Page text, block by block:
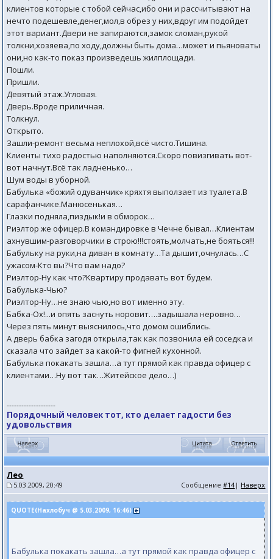
клиентов которые с тобой сейчас,ибо они и рассчитывают на
нечто подешевле,денег,мол,в обрез у них,вдруг им подойдет
этот вариант.Двери не запираются,замок сломан,рукой
толкни,хозяева,по ходу,должны быть дома…может и пьяноваты
они,но как-то показ произведешь жилплощади.
Пошли.
Пришли.
Девятый этаж.Угловая.
Дверь.Вроде приличная.
Толкнул.
Открыто.
Зашли-ремонт весьма неплохой,всё чисто.Тишина.
Клиенты тихо радостью наполняются.Скоро повизгивать вот-
вот начнут.Всё так ладненько…
Шум воды в уборной.
Бабулька «божий одуванчик» кряхтя выползает из туалета.В
сарафанчике.Манюсенькая…
Глазки подняла,пиздык!и в обморок…
Риэлтор же офицер.В командировке в Чечне бывал…Клиентам
ахнувшим-разговорчики в строю!!!стоять,молчать,не бояться!!!
Бабульку на руки,на диван в комнату…Та дышит,очнулась…С
ужасом-Кто вы?Что вам надо?
Риэлтор-Ну как что?Квартиру продавать вот будем.
Бабулька-Чью?
Риэлтор-Ну…не знаю чью,но вот именно эту.
Бабка-Ох!...и опять заснуть норовит….задышала неровно…
Через пять минут выяснилось,что домом ошиблись.
А дверь бабка загодя открыла,так как позвонила ей соседка и
сказала что зайдет за какой-то фигней кухонной.
Бабулька покакать зашла…а тут прямой как правда офицер с
клиентами…Ну вот так…Житейское дело…)
--------------------
Порядочный человек тот, кто делает гадости без
удовольствия
Лео
5.03.2009, 20:49 Сообщение#14| Наверх
QUOTE(Нахлобуч @ 5.03.2009, 16:46)
Бабулька покакать зашла…а тут прямой как правда офицер с